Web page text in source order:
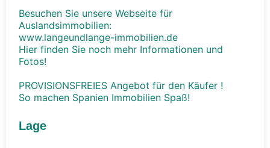
Besuchen Sie unsere Webseite für
Auslandsimmobilien:
www.langeundlange-immobilien.de
Hier finden Sie noch mehr Informationen und
Fotos!
PROVISIONSFREIES Angebot für den Käufer !
So machen Spanien Immobilien Spaß!
Lage